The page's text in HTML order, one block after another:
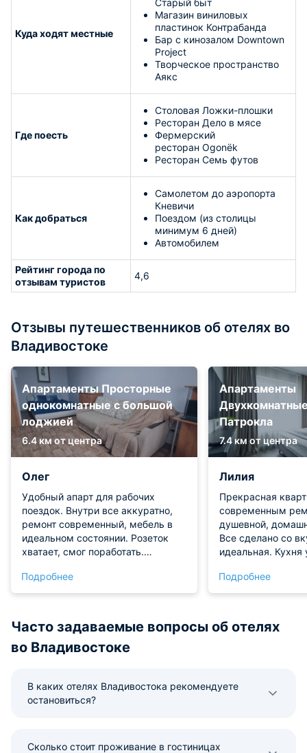
Куда ходят местные
Магазин виниловых
пластинок Контрабанда
Бар с кинозалом Downtown
Project
Творческое пространство
Аякс
Где поесть
Столовая Ложки-плошки
Ресторан Дело в мясе
Фермерский
ресторан Ogonёk
Ресторан Семь футов
Как добраться
Самолетом до аэропорта
Кневичи
Поездом (из столицы
минимум 6 дней)
Автомобилем
Рейтинг города по
отзывам туристов
4,6
Отзывы путешественников об отелях во
Владивостоке
Апартаменты Просторные
однокомнатные с большой
лоджией
6.4 км от центра
Олег
Удобный апарт для рабочих
поездок. Внутри все аккуратно,
ремонт современный, мебель в
идеальном состоянии. Розеток
хватает, смог поработать.
отдыхал перед большим
телевизором, чувствовал себя
Подробнее
Апартаменты
Патрокла
7.4 км от центра
Лилия
Прекрасная
современным
душевной,
Все сделано со
идеальная. Кухня
было готовить
стабильный, без
видеосвязи
Подробнее
Часто задаваемые вопросы об отелях
во Владивостоке
В каких отелях Владивостока рекомендуете
остановиться?
Сколько стоит проживание в гостиницах